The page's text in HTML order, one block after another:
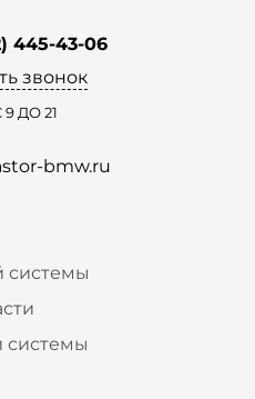
445-43-06
звонок
ДО 21
bmw.ru
системы
системы